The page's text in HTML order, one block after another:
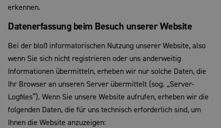
erkennen.
Datenerfassung beim Besuch unserer Website
Bei der bloß informatorischen Nutzung unserer Website, also
wenn Sie sich nicht registrieren oder uns anderweitig
Informationen übermitteln, erheben wir nur solche Daten, die
Ihr Browser an unseren Server übermittelt (sog. „Server-
Logfiles“). Wenn Sie unsere Website aufrufen, erheben wir die
folgenden Daten, die für uns technisch erforderlich sind, um
Ihnen die Website anzuzeigen: